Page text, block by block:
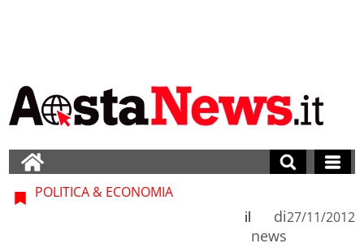
POLITICA & ECONOMIA
di
news
il 27/11/2012